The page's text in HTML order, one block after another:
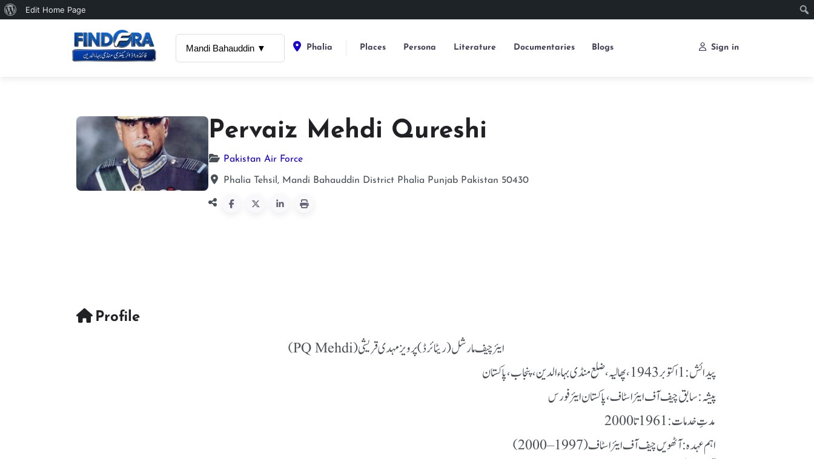
About
Edit Home Page
Mandi Bahauddin ▼ Phalia Places Persona Literature Documentaries Blogs Sign in
Pervaiz Mehdi Qureshi
Pakistan Air Force
Phalia Tehsil, Mandi Bahauddin District Phalia Punjab Pakistan 50430
Profile
ایئر چیف مارشل (ریٹائرڈ) پرویز مہدی قریشی (PQ Mehdi)
پیدائش: 1 اکتوبر 1943، پھالیہ، ضلع منڈی بہاءالدین، پنجاب، پاکستان
پیشہ: سابق چیف آف ایئر اسٹاف، پاکستان ایئر فورس
مدتِ خدمات: 1961 تا 2000
اہم عہدہ: آٹھویں چیف آف ایئر اسٹاف (1997–2000)